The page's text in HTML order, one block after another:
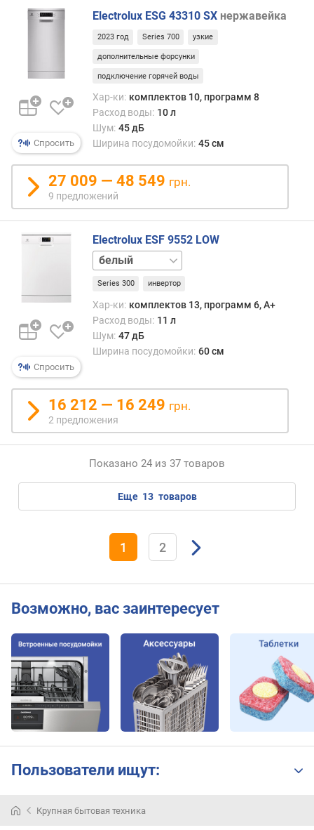
Спросить
Electrolux ESG 43310 SX нержавейка
2023 год Series 700 узкие
дополнительные форсунки
подключение горячей воды
Хар-ки: комплектов 10, программ 8
Расход воды: 10 л
Шум: 45 дБ
Ширина посудомойки: 45 см
27 009 — 48 549 грн.
9 предложений
Спросить
Electrolux ESF 9552 LOW
нержавейка
Series 300 инвертор
Хар-ки: комплектов 13, программ 6, A+
Расход воды: 11 л
Шум: 47 дБ
Ширина посудомойки: 60 см
16 212 — 16 249 грн.
2 предложения
Показано 24 из 37 товаров
еще 13 товаров
1 2
Возможно, вас заинтересует
Пользователи ищут:
ElectroluxКрупная бытовая техника